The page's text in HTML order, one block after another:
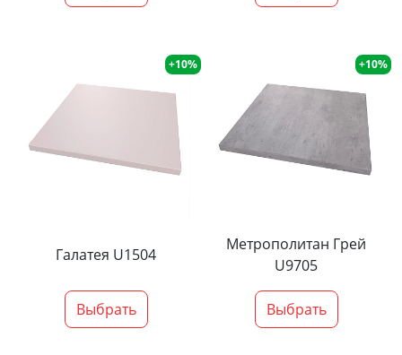
+10%
Галатея U1504
Выбрать
+10%
Метрополитан Грей
U9705
Выбрать